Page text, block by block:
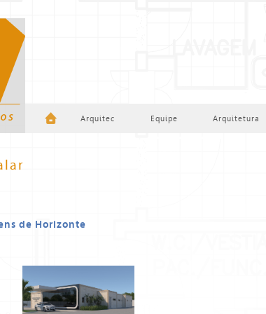
Arquitec Equipe Arquitetura
de Horizonte